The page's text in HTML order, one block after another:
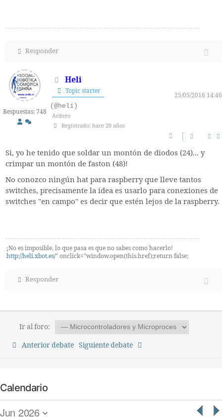
Responder
Respuestas: 748
Heli
Topic starter
25/05/2016 14:46
(@heli)
Ardero
Registrado: hace 20 años
Si, yo he tenido que soldar un montón de diodos (24)... y
crimpar un montón de faston (48)!
No conozco ningún hat para raspberry que lleve tantos
switches, precisamente la idea es usarlo para conexiones de
switches "en campo" es decir que estén lejos de la raspberry.
¡No es imposible, lo que pasa es que no sabes como hacerlo!
http://heli.xbot.es/" onclick="window.open(this.href);return false;
Responder
Ir al foro:
Anterior debate Siguiente debate
Calendario